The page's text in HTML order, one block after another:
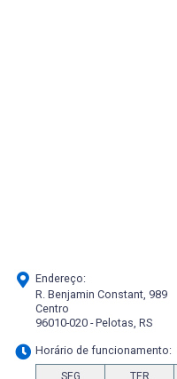
Endereço:
R. Benjamin Constant, 989
Centro
96010-020 - Pelotas, RS
Horário de funcionamento:
SEG TER